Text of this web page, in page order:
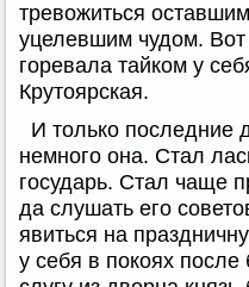
тревожиться
уцелевшим чудом.
горевала тайком у
Крутоярская.
И только последние
немного она. Стал
государь. Стал чаще
да слушать его
явиться на
у себя в покоях